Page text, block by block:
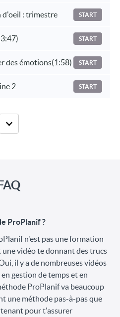
d'oeil : trimestre START
START
des émotions(1:58) START
2 START
ProPlanif ?
n'est pas une formation
vidéo te donnant des trucs
il y a de nombreuses vidéos
gestion de temps et en
ProPlanif va beaucoup
une méthode pas-à-pas que
pour t'assurer